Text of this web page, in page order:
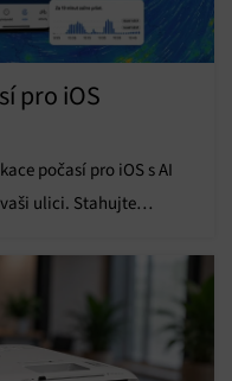
zdrojů
a sdělování
Vždy aktivní
pro iOS
počasí pro iOS s AI
ulici. Stahujte